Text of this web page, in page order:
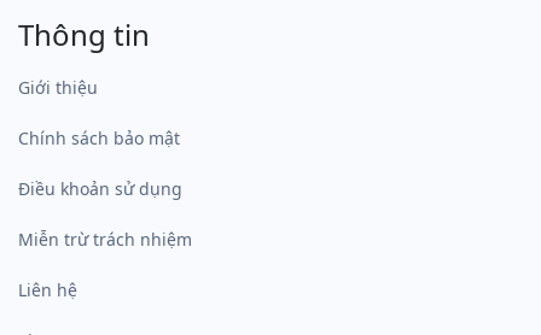
Thông tin
Giới thiệu
Chính sách bảo mật
Điều khoản sử dụng
Miễn trừ trách nhiệm
Liên hệ